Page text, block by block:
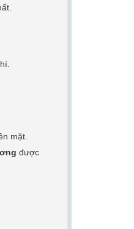
mặt.
được